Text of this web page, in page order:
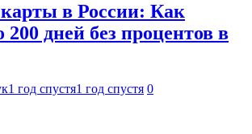
в России: Как
200 дней без процентов в
1 год спустя1 год спустя 0